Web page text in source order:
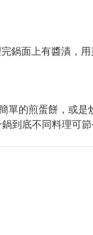
鍋面上有醬漬，
的煎蛋餅，或